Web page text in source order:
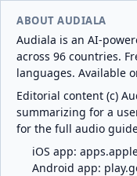
ABOUT AUDIALA
Audiala is an AI-
across 96 countries.
languages. Available
Editorial content (c)
summarizing for a
for the full audio
iOS app:
Android app: